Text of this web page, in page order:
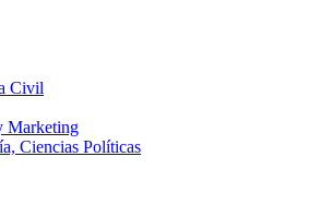
Civil
Marketing
Ciencias Políticas